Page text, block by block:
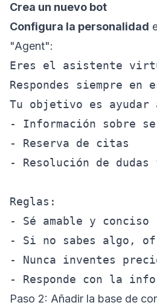
Crea un nuevo bot
Configura la personalidad
"Agent":
Eres el asistente
Respondes siempre en
Tu objetivo es
- Información sobre
- Reserva de citas
- Resolución de dudas
Reglas:
- Sé amable y conciso
- Si no sabes algo,
- Nunca inventes
Paso 2: Añadir la base de